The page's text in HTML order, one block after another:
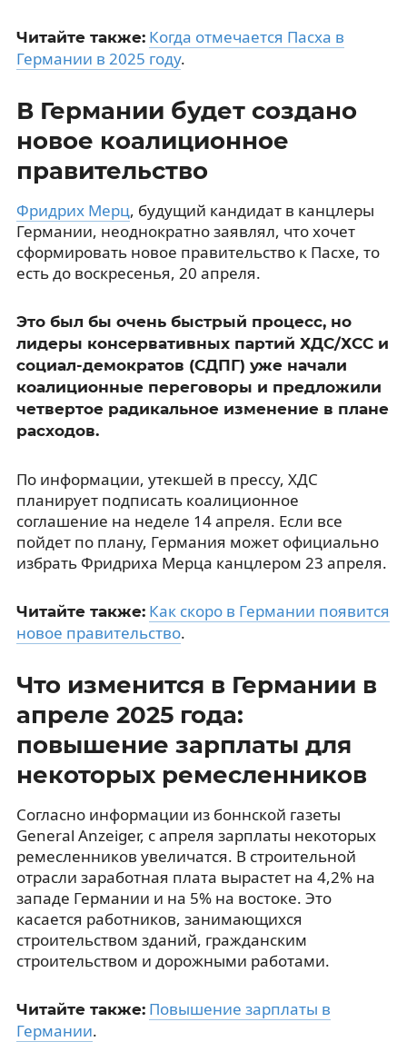
Читайте также: Когда отмечается Пасха в
Германии в 2025 году.
В Германии будет создано
новое коалиционное
правительство
Фридрих Мерц, будущий кандидат в канцлеры
Германии, неоднократно заявлял, что хочет
сформировать новое правительство к Пасхе, то
есть до воскресенья, 20 апреля.
Это был бы очень быстрый процесс, но
лидеры консервативных партий ХДС/ХСС и
социал-демократов (СДПГ) уже начали
коалиционные переговоры и предложили
четвертое радикальное изменение в плане
расходов.
По информации, утекшей в прессу, ХДС
планирует подписать коалиционное
соглашение на неделе 14 апреля. Если все
пойдет по плану, Германия может официально
избрать Фридриха Мерца канцлером 23 апреля.
Читайте также: Как скоро в Германии появится
новое правительство.
Что изменится в Германии в
апреле 2025 года:
повышение зарплаты для
некоторых ремесленников
Согласно информации из боннской газеты
General Anzeiger, с апреля зарплаты некоторых
ремесленников увеличатся. В строительной
отрасли заработная плата вырастет на 4,2% на
западе Германии и на 5% на востоке. Это
касается работников, занимающихся
строительством зданий, гражданским
строительством и дорожными работами.
Читайте также: Повышение зарплаты в
Германии.